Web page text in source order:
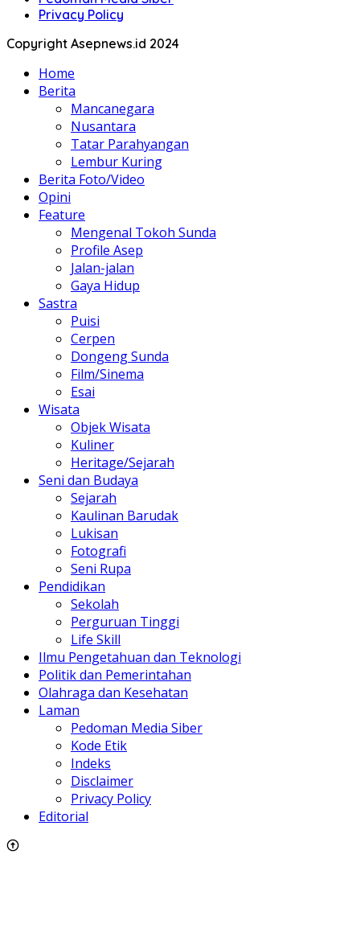
Privacy Policy
Copyright Asepnews.id 2024
Home
Berita
Mancanegara
Nusantara
Tatar Parahyangan
Lembur Kuring
Berita Foto/Video
Opini
Feature
Mengenal Tokoh Sunda
Profile Asep
Jalan-jalan
Gaya Hidup
Sastra
Puisi
Cerpen
Dongeng Sunda
Film/Sinema
Esai
Wisata
Objek Wisata
Kuliner
Heritage/Sejarah
Seni dan Budaya
Sejarah
Kaulinan Barudak
Lukisan
Fotografi
Seni Rupa
Pendidikan
Sekolah
Perguruan Tinggi
Life Skill
Ilmu Pengetahuan dan Teknologi
Politik dan Pemerintahan
Olahraga dan Kesehatan
Laman
Pedoman Media Siber
Kode Etik
Indeks
Disclaimer
Privacy Policy
Editorial